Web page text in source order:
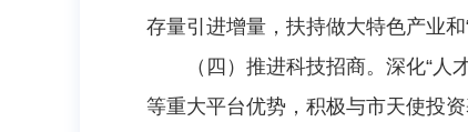
存量引进增量，扶持做大特色产业和“
（四）推进科技招商。深化“
等重大平台优势，积极与市天使投